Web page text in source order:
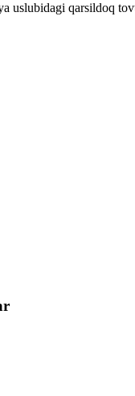
uslubidagi qarsildoq